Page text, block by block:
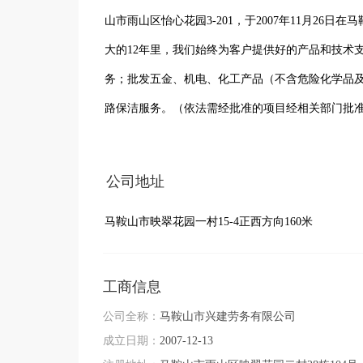
山市雨山区怡心花园3-201，于2007年11月26日在
大的12年里，我们始终为客户提供好的产品和技
务；批发五金、机电、化工产品（不含危险化学品
路保洁服务。（依法需经批准的项目经相关部门批
公司地址
马鞍山市映翠花园一村15-4正西方向160米
工商信息
公司全称： 马鞍山市兴建劳务有限公司
成立日期： 2007-12-13